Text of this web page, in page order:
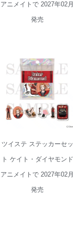
アニメイトで 2027年02
発売
ツイステ ステッ
カーセット ケイ
ト・ダイヤモン
ド アニメイトで
2027年02月発売
ツイステ ステッカーセッ
ト ケイト・ダイヤモンド
アニメイトで 2027年02
発売